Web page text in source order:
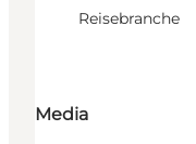
Reisebranche
Media